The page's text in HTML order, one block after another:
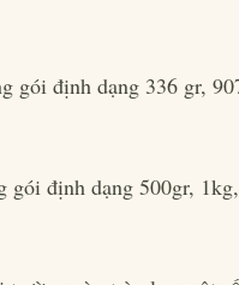
gói định dạng 336 gr,
gói định dạng 500gr,